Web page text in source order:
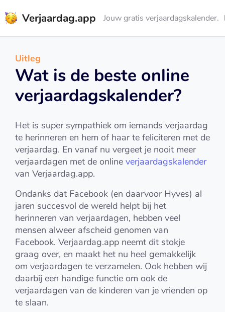
Verjaardag.app Jouw gratis verjaardagskalender.
Uitleg
Wat is de beste online
verjaardagskalender?
Het is super sympathiek om iemands verjaardag
te herinneren en hem of haar te feliciteren met de
verjaardag. En vanaf nu vergeet je nooit meer
verjaardagen met de online verjaardagskalender
van Verjaardag.app.
Ondanks dat Facebook (en daarvoor Hyves) al
jaren succesvol de wereld helpt bij het
herinneren van verjaardagen, hebben veel
mensen alweer afscheid genomen van
Facebook. Verjaardag.app neemt dit stokje
graag over, en maakt het nu heel gemakkelijk
om verjaardagen te verzamelen. Ook hebben wij
daarbij een handige functie om ook de
verjaardagen van de kinderen van je vrienden op
te slaan.